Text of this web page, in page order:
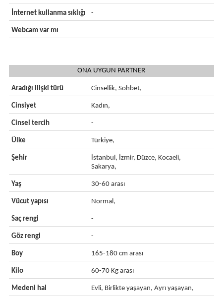
İnternet kullanma sıklığı -
Webcam var mı -
ONA UYGUN PARTNER
Aradığı ilişki türü Cinsellik, Sohbet,
Cinsiyet Kadın,
Cinsel tercih -
Ülke Türkiye,
Şehir
İstanbul, İzmir, Düzce, Kocaeli,
Sakarya,
Yaş 30-60 arası
Vücut yapısı Normal,
Saç rengi -
Göz rengi -
Boy 165-180 cm arası
Kilo 60-70 Kg arası
Medeni hal Evli, Birlikte yaşayan, Ayrı yaşayan,